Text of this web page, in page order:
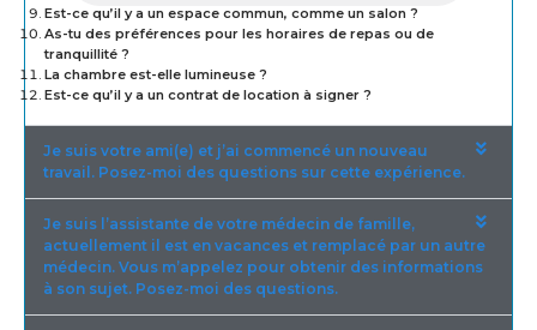
Est-ce qu’il y a un espace commun, comme un salon ?
As-tu des préférences pour les horaires de repas ou de
tranquillité ?
La chambre est-elle lumineuse ?
Est-ce qu’il y a un contrat de location à signer ?
Je suis votre ami(e) et j’ai commencé un nouveau
travail. Posez-moi des questions sur cette expérience.
Je suis l’assistante de votre médecin de famille,
actuellement il est en vacances et remplacé par un autre
médecin. Vous m’appelez pour obtenir des informations
à son sujet. Posez-moi des questions.